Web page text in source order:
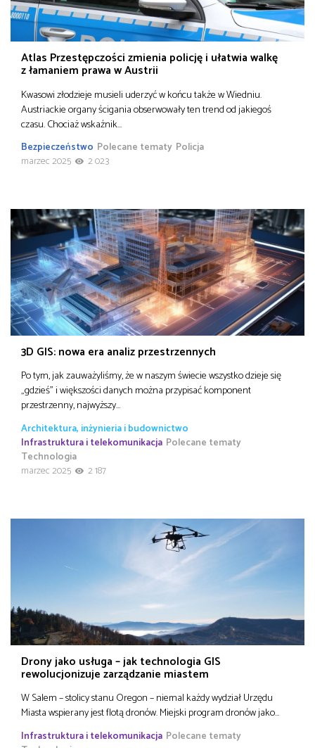
Atlas Przestępczości zmienia policję i ułatwia walkę
z łamaniem prawa w Austrii
Kwasowi złodzieje musieli uderzyć w końcu także w Wiedniu.
Austriackie organy ścigania obserwowały ten trend od jakiegoś
czasu. Chociaż wskaźnik…
Bezpieczeństwo Polecane tematy Policja
marzec 2025
2 023
3D GIS: nowa era analiz przestrzennych
Po tym, jak zauważyliśmy, że w naszym świecie wszystko dzieje się
„gdzieś” i większości danych można przypisać komponent
przestrzenny, najwyższy…
Architektura, inżynieria i budownictwo
Infrastruktura i telekomunikacja Polecane tematy
Technologia
marzec 2025
2 187
Drony jako usługa – jak technologia GIS
rewolucjonizuje zarządzanie miastem
W Salem – stolicy stanu Oregon – niemal każdy wydział Urzędu
Miasta wspierany jest flotą dronów. Miejski program dronów jako…
Infrastruktura i telekomunikacja Polecane tematy